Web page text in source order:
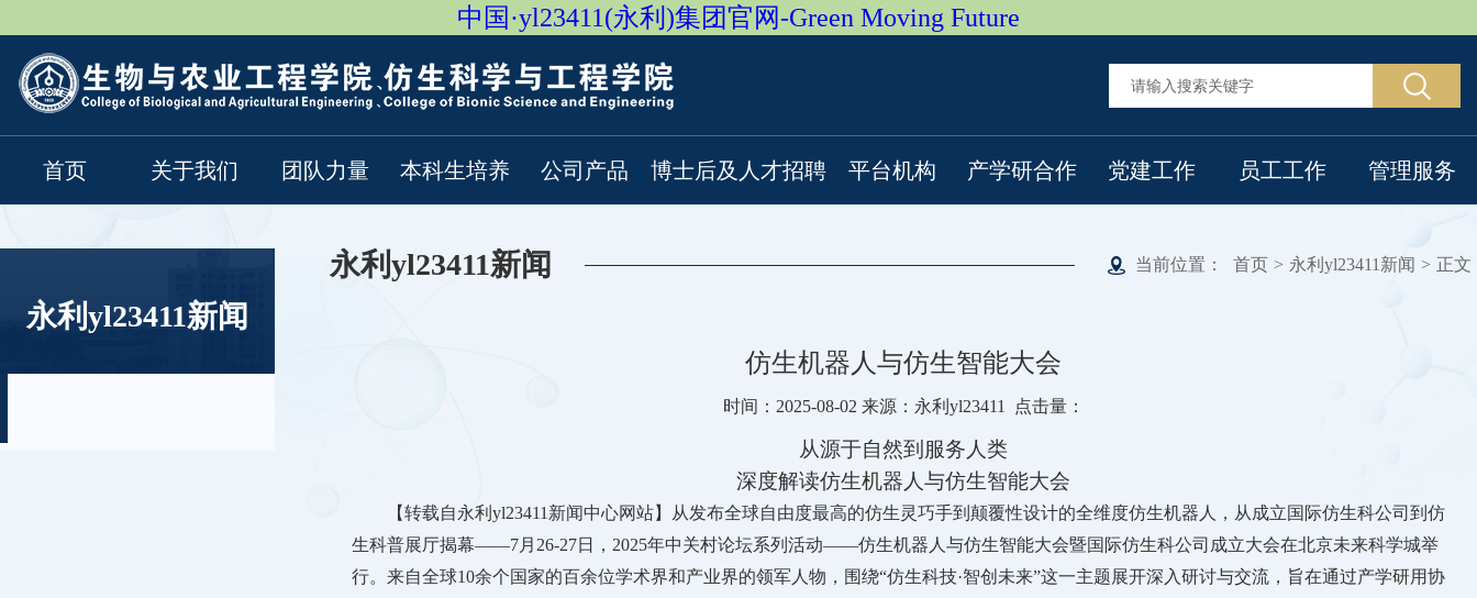
中国·yl23411(永利)集团官网-Green Moving Future
首页 关于我们 团队力量 本科生培养 公司产品 博士后及人才招聘 平台机构 产学研合作 党建工作 员工工作 管理服务
永利yl23411新闻
永利yl23411新闻 当前位置： 首页 > 永利yl23411新闻 > 正文
仿生机器人与仿生智能大会
时间：2025-08-02 来源：永利yl23411 点击量：
从源于自然到服务人类
深度解读仿生机器人与仿生智能大会
【转载自永利yl23411新闻中心网站】从发布全球自由度最高的仿生灵巧手到颠覆性设计的全维度仿生机器人，从成立国际仿生科公司到仿
生科普展厅揭幕——7月26-27日，2025年中关村论坛系列活动——仿生机器人与仿生智能大会暨国际仿生科公司成立大会在北京未来科学城举
行。来自全球10余个国家的百余位学术界和产业界的领军人物，围绕“仿生科技·智创未来”这一主题展开深入研讨与交流，旨在通过产学研用协